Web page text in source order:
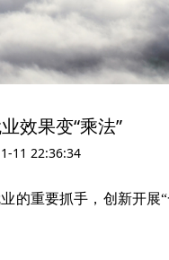
效果变“乘法”
11 22:36:34
重要抓手，创新开展